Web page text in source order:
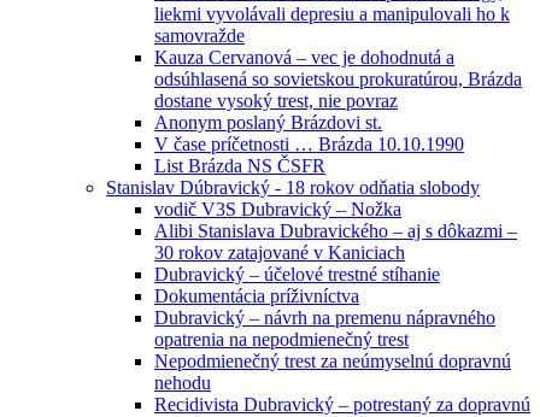
liekmi vyvolávali depresiu a manipulovali ho k
samovražde
Kauza Cervanová – vec je dohodnutá a
odsúhlasená so sovietskou prokuratúrou, Brázda
dostane vysoký trest, nie povraz
Anonym poslaný Brázdovi st.
V čase príčetnosti … Brázda 10.10.1990
List Brázda NS ČSFR
Stanislav Dúbravický - 18 rokov odňatia slobody
vodič V3S Dubravický – Nožka
Alibi Stanislava Dubravického – aj s dôkazmi –
30 rokov zatajované v Kaniciach
Dubravický – účelové trestné stíhanie
Dokumentácia príživníctva
Dubravický – návrh na premenu nápravného
opatrenia na nepodmienečný trest
Nepodmienečný trest za neúmyselnú dopravnú
nehodu
Recidivista Dubravický – potrestaný za dopravnú